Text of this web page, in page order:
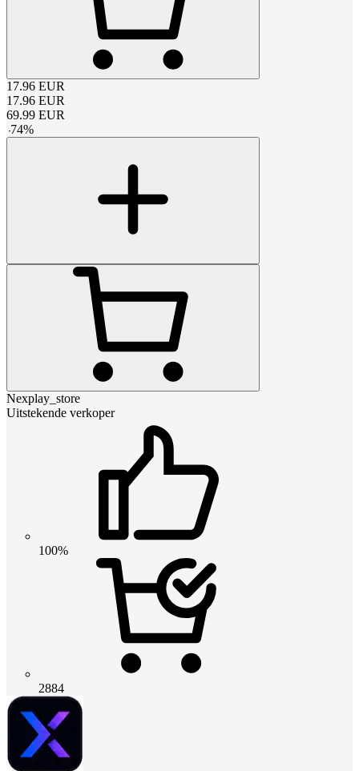
17.96 EUR
17.96 EUR
69.99 EUR
-74%
Nexplay_store
Uitstekende verkoper
100%
2884